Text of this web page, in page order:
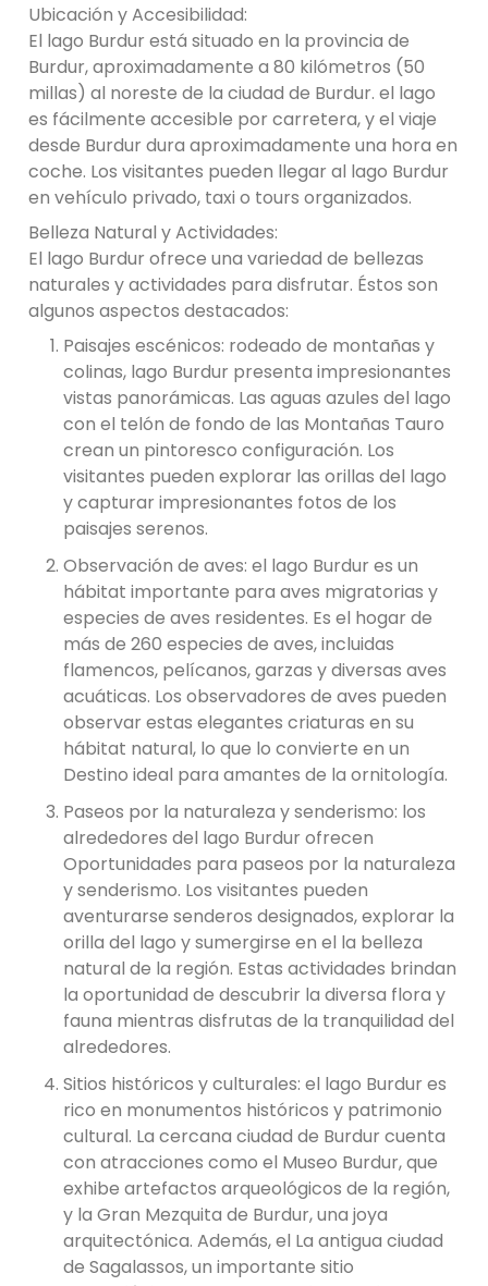
Ubicación y Accesibilidad:
El lago Burdur está situado en la provincia de
Burdur, aproximadamente a 80 kilómetros (50
millas) al noreste de la ciudad de Burdur. el lago
es fácilmente accesible por carretera, y el viaje
desde Burdur dura aproximadamente una hora en
coche. Los visitantes pueden llegar al lago Burdur
en vehículo privado, taxi o tours organizados.
Belleza Natural y Actividades:
El lago Burdur ofrece una variedad de bellezas
naturales y actividades para disfrutar. Éstos son
algunos aspectos destacados:
Paisajes escénicos: rodeado de montañas y
colinas, lago Burdur presenta impresionantes
vistas panorámicas. Las aguas azules del lago
con el telón de fondo de las Montañas Tauro
crean un pintoresco configuración. Los
visitantes pueden explorar las orillas del lago
y capturar impresionantes fotos de los
paisajes serenos.
Observación de aves: el lago Burdur es un
hábitat importante para aves migratorias y
especies de aves residentes. Es el hogar de
más de 260 especies de aves, incluidas
flamencos, pelícanos, garzas y diversas aves
acuáticas. Los observadores de aves pueden
observar estas elegantes criaturas en su
hábitat natural, lo que lo convierte en un
Destino ideal para amantes de la ornitología.
Paseos por la naturaleza y senderismo: los
alrededores del lago Burdur ofrecen
Oportunidades para paseos por la naturaleza
y senderismo. Los visitantes pueden
aventurarse senderos designados, explorar la
orilla del lago y sumergirse en el la belleza
natural de la región. Estas actividades brindan
la oportunidad de descubrir la diversa flora y
fauna mientras disfrutas de la tranquilidad del
alrededores.
Sitios históricos y culturales: el lago Burdur es
rico en monumentos históricos y patrimonio
cultural. La cercana ciudad de Burdur cuenta
con atracciones como el Museo Burdur, que
exhibe artefactos arqueológicos de la región,
y la Gran Mezquita de Burdur, una joya
arquitectónica. Además, el La antigua ciudad
de Sagalassos, un importante sitio